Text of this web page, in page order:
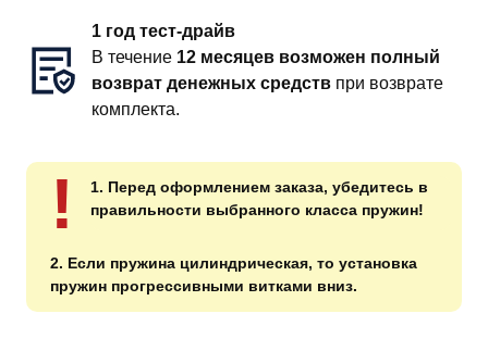
1 год тест-драйв
В течение 12 месяцев возможен полный
возврат денежных средств при возврате
комплекта.
!
1. Перед оформлением заказа, убедитесь в
правильности выбранного класса пружин!
2. Если пружина цилиндрическая, то установка
пружин прогрессивными витками вниз.